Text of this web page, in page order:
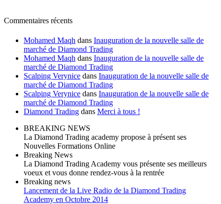
Commentaires récents
Mohamed Maqh dans Inauguration de la nouvelle salle de
marché de Diamond Trading
Mohamed Maqh dans Inauguration de la nouvelle salle de
marché de Diamond Trading
Scalping Verynice dans Inauguration de la nouvelle salle de
marché de Diamond Trading
Scalping Verynice dans Inauguration de la nouvelle salle de
marché de Diamond Trading
Diamond Trading dans Merci à tous !
BREAKING NEWS
La Diamond Trading academy propose à présent ses
Nouvelles Formations Online
Breaking News
La Diamond Trading Academy vous présente ses meilleurs
voeux et vous donne rendez-vous à la rentrée
Breaking news
Lancement de la Live Radio de la Diamond Trading
Academy en Octobre 2014